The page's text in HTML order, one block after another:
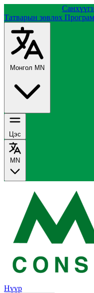
Татварын зөвлөх
Монгол MN
Цэс
MN
Нүүр